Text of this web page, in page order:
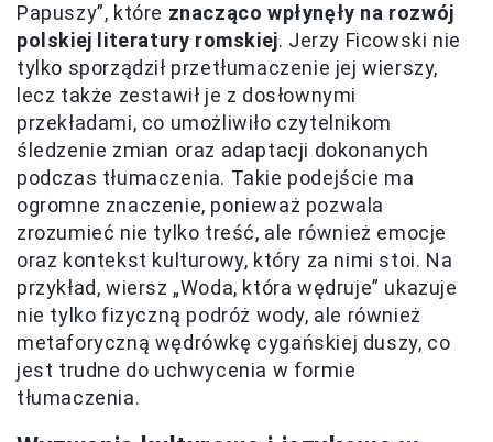
Papuszy”, które znacząco wpłynęły na rozwój
polskiej literatury romskiej. Jerzy Ficowski nie
tylko sporządził przetłumaczenie jej wierszy,
lecz także zestawił je z dosłownymi
przekładami, co umożliwiło czytelnikom
śledzenie zmian oraz adaptacji dokonanych
podczas tłumaczenia. Takie podejście ma
ogromne znaczenie, ponieważ pozwala
zrozumieć nie tylko treść, ale również emocje
oraz kontekst kulturowy, który za nimi stoi. Na
przykład, wiersz „Woda, która wędruje” ukazuje
nie tylko fizyczną podróż wody, ale również
metaforyczną wędrówkę cygańskiej duszy, co
jest trudne do uchwycenia w formie
tłumaczenia.